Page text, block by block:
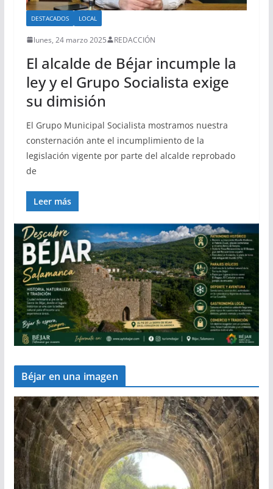
DESTACADOS LOCAL
lunes, 24 marzo 2025 REDACCIÓN
El alcalde de Béjar incumple la
ley y el Grupo Socialista exige
su dimisión
El Grupo Municipal Socialista mostramos nuestra
consternación ante el incumplimiento de la
legislación vigente por parte del alcalde reprobado
de
Leer más
Béjar en una imagen